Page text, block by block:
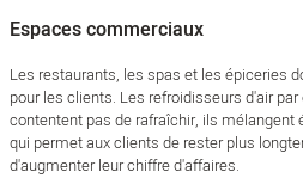
Espaces commerciaux
Les restaurants, les spas et les épiceries
pour les clients. Les refroidisseurs d'air
contentent pas de rafraîchir, ils mélangent
qui permet aux clients de rester plus
d'augmenter leur chiffre d'affaires.